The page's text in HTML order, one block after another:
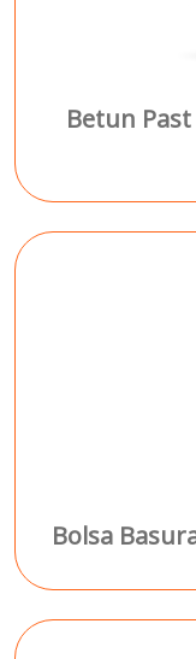
Betun
Bolsa